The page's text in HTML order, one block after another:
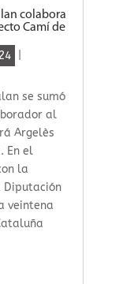
colabora
Camí de
se sumó
al
Argelès
En el
la
veintena